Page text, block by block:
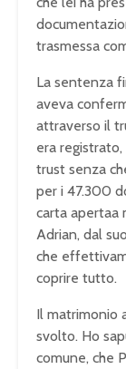
trasmessa
La sentenza
aveva
attraverso il
era registrato,
trust senza
per i 47.300
carta apertaa
Adrian, dal
che
coprire tutto.
Il matrimonio
svolto. Ho
comune, che